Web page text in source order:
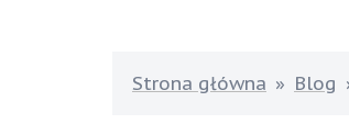
Strona główna » Blog